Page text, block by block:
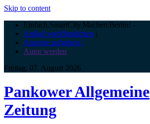
Skip to content
Einfach.SmartCity.Machen:Berlin! -
Artikel veröffentlichen |
Anzeige aufgeben |
Autor werden
Freitag, 07. August 2026
Pankower Allgemeine
Zeitung